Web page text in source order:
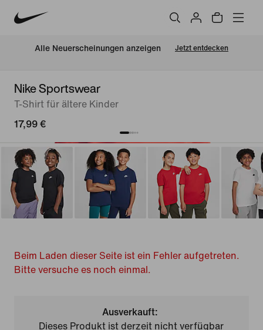
Alle Neuerscheinungen anzeigen Jetzt entdecken
Nike Sportswear
T-Shirt für ältere Kinder
17,99 €
Beim Laden dieser Seite ist ein Fehler aufgetreten.
Bitte versuche es noch einmal.
Ausverkauft:
Dieses Produkt ist derzeit nicht verfügbar